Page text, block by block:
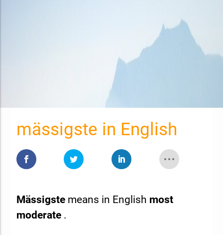
mässigste in English
Mässigste means in English most
moderate .